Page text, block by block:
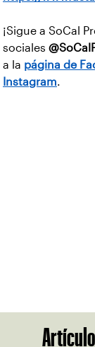
¡Sigue a SoCal
sociales
a la página de
Instagram.